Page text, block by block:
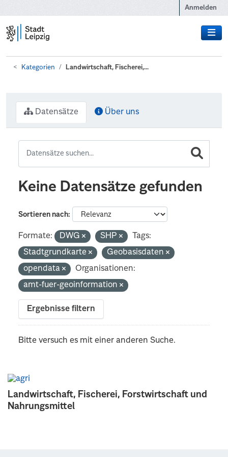
Anmelden
Kategorien Landwirtschaft, Fischerei,...
Landwirtschaft, Fischerei, Forstwirtschaft und
Nahrungsmittel
Datensätze Über uns
Keine Datensätze gefunden
Sortieren nach
Formate: DWG SHP
Tags:
Stadtgrundkarte
Geobasisdaten
opendata
Organisationen:
amt-fuer-geoinformation
Ergebnisse filtern
Bitte versuch es mit einer anderen Suche.